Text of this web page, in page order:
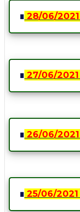
∎ 28/06/2021
∎ 27/06/2021
∎ 26/06/2021
∎ 25/06/2021